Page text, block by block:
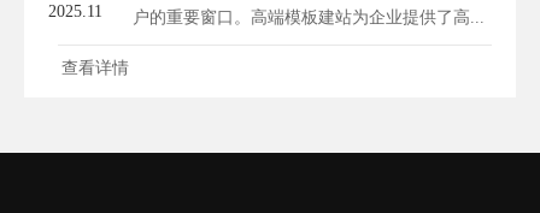
2025.11
户的重要窗口。高端模板建站为企业提供了高...
查看详情